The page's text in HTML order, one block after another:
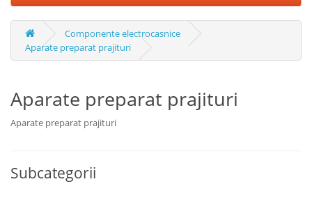
Componente electrocasnice
Aparate preparat prajituri
Aparate preparat prajituri
Aparate preparat prajituri
Subcategorii